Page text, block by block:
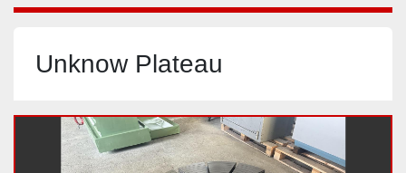
Unknow Plateau